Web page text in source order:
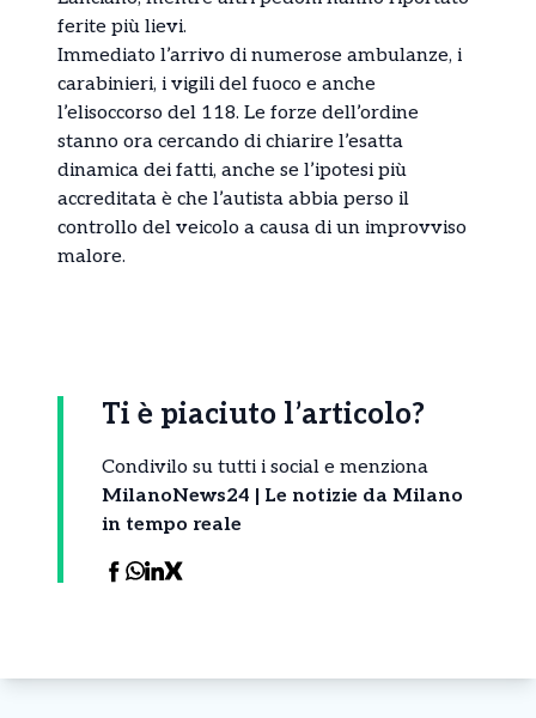
ferite più lievi.
Immediato l’arrivo di numerose ambulanze, i
carabinieri, i vigili del fuoco e anche
l’elisoccorso del 118. Le forze dell’ordine
stanno ora cercando di chiarire l’esatta
dinamica dei fatti, anche se l’ipotesi più
accreditata è che l’autista abbia perso il
controllo del veicolo a causa di un improvviso
malore.
Ti è piaciuto l’articolo?
Condivilo su tutti i social e menziona
MilanoNews24 | Le notizie da Milano
in tempo reale